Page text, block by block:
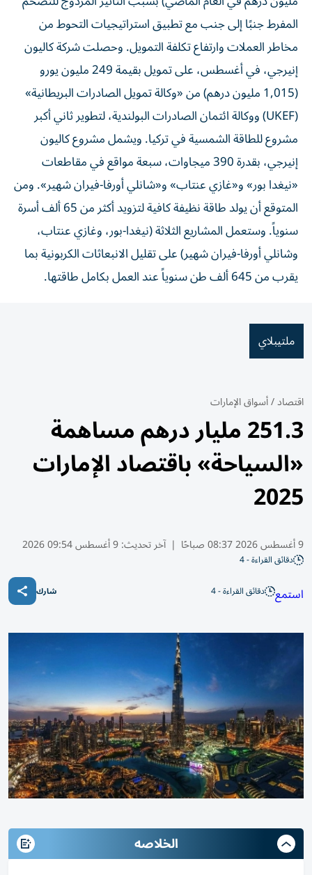
المفرط جنبًا إلى جنب مع تطبيق استراتيجيات التحوط من
مخاطر العملات وارتفاع تكلفة التمويل. وحصلت شركة كاليون
إنيرجي، في أغسطس، على تمويل بقيمة 249 مليون يورو
(1,015 مليون درهم) من «وكالة تمويل الصادرات البريطانية»
(UKEF) ووكالة ائتمان الصادرات البولندية، لتطوير ثاني أكبر
مشروع للطاقة الشمسية في تركيا. ويشمل مشروع كاليون
إنيرجي، بقدرة 390 ميجاوات، سبعة مواقع في مقاطعات
«نيغدا بور» و«غازي عنتاب» و«شانلي أورفا-فيران شهير». ومن
المتوقع أن يولد طاقة نظيفة كافية لتزويد أكثر من 65 ألف أسرة
سنوياً. وستعمل المشاريع الثلاثة (نيغدا-بور، وغازي عنتاب،
وشانلي أورفا-فيران شهير) على تقليل الانبعاثات الكربونية بما
يقرب من 645 ألف طن سنوياً عند العمل بكامل طاقتها.
ملتيبلاي
اقتصاد/أسواق الإمارات
251.3 مليار درهم مساهمة
«السياحة» باقتصاد الإمارات
2025
9 أغسطس 2026 08:37 صباحًا | آخر تحديث:9 أغسطس 09:54 2026
دقائق القراءة - 4
استمع دقائق القراءة - 4 شارك
الخلاصه